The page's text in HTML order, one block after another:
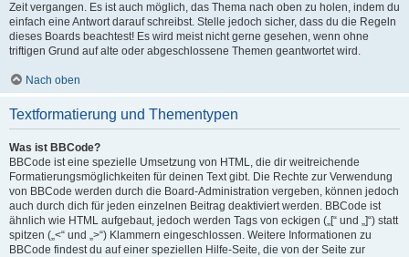
Zeit vergangen. Es ist auch möglich, das Thema nach oben zu holen, indem du
einfach eine Antwort darauf schreibst. Stelle jedoch sicher, dass du die Regeln
dieses Boards beachtest! Es wird meist nicht gerne gesehen, wenn ohne
triftigen Grund auf alte oder abgeschlossene Themen geantwortet wird.
Nach oben
Textformatierung und Thementypen
Was ist BBCode?
BBCode ist eine spezielle Umsetzung von HTML, die dir weitreichende
Formatierungsmöglichkeiten für deinen Text gibt. Die Rechte zur Verwendung
von BBCode werden durch die Board-Administration vergeben, können jedoch
auch durch dich für jeden einzelnen Beitrag deaktiviert werden. BBCode ist
ähnlich wie HTML aufgebaut, jedoch werden Tags von eckigen („[“ und „]“) statt
spitzen („<“ und „>“) Klammern eingeschlossen. Weitere Informationen zu
BBCode findest du auf einer speziellen Hilfe-Seite, die von der Seite zur